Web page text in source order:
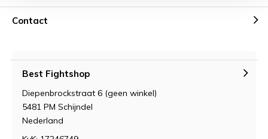
Contact
Best Fightshop
Diepenbrockstraat 6 (geen winkel)
5481 PM Schijndel
Nederland